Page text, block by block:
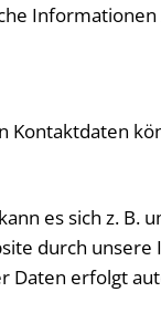
es sich z. B.
durch unsere
erfolgt